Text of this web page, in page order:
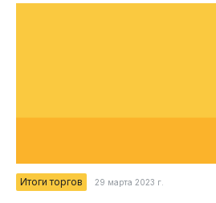
Итоги торгов 29 марта 2023 г.